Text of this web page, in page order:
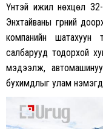
Үүнтэй ижил нөхцөл
Энхтайваны гүүрний
компанийн шатахуун
салбарууд тодорхой
мэдээлж,
бухимдлыг улам